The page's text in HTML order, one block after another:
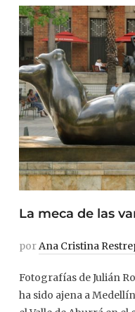
La meca de las
porAna Cristina
Fotografías de Julián
ha sido ajena a